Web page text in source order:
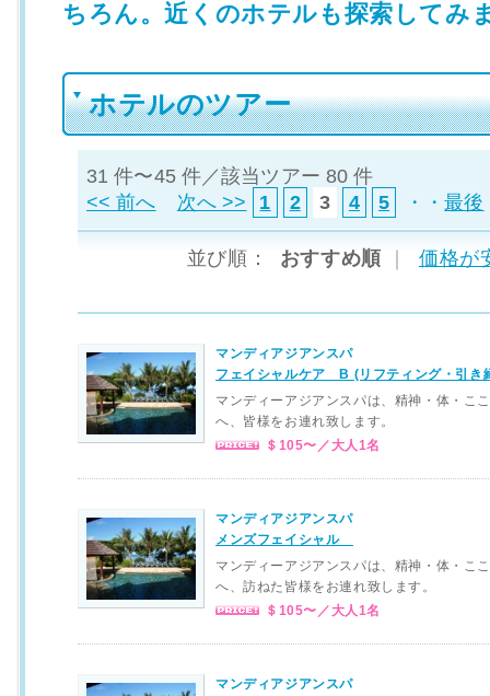
ちろん。近くのホテルも探索してみ
ホテルのツアー
31 件〜45 件／該当ツアー 80 件
<< 前へ
次へ >> 1 2 3 4 5 ・・最後
並び順： おすすめ順 価格が
マンディアジアンスパ
フェイシャルケア B (リフティング・引
マンディーアジアンスパは、精神・体・こ
へ、皆様をお連れ致します。
＄105〜／大人1名
マンディアジアンスパ
メンズフェイシャル
マンディーアジアンスパは、精神・体・こ
へ、訪ねた皆様をお連れ致します。
＄105〜／大人1名
マンディアジアンスパ